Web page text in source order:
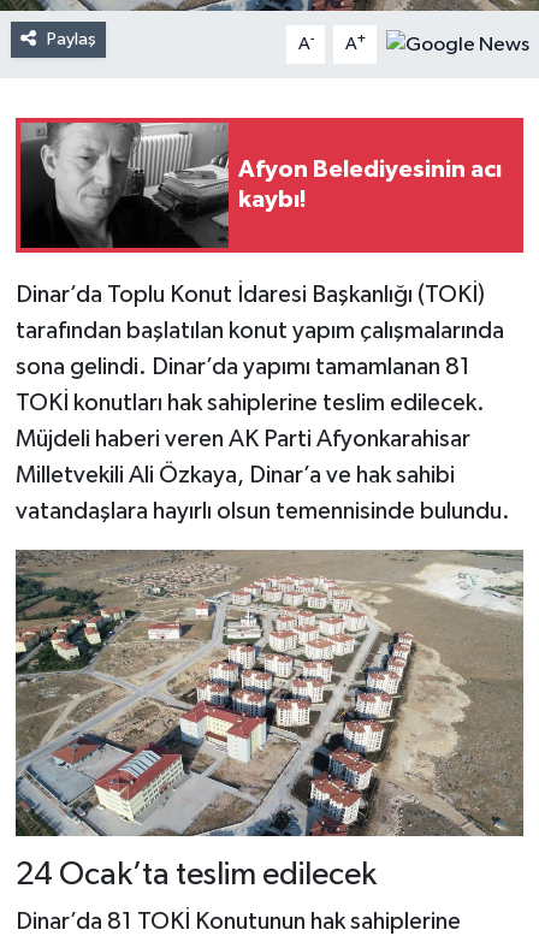
Paylaş A- A+
Afyon Belediyesinin acı
kaybı!
Dinar’da Toplu Konut İdaresi Başkanlığı (TOKİ)
tarafından başlatılan konut yapım çalışmalarında
sona gelindi. Dinar’da yapımı tamamlanan 81
TOKİ konutları hak sahiplerine teslim edilecek.
Müjdeli haberi veren AK Parti Afyonkarahisar
Milletvekili Ali Özkaya, Dinar’a ve hak sahibi
vatandaşlara hayırlı olsun temennisinde bulundu.
24 Ocak’ta teslim edilecek
Dinar’da 81 TOKİ Konutunun hak sahiplerine